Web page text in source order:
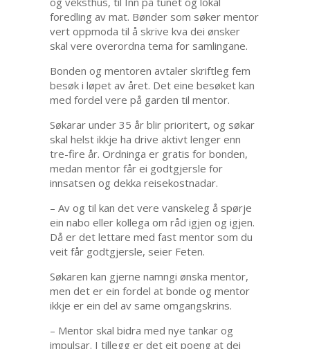
foredling av mat. Bønder som søker mentor
vert oppmoda til å skrive kva dei ønsker
skal vere overordna tema for samlingane.
Bonden og mentoren avtaler skriftleg fem
besøk i løpet av året. Det eine besøket kan
med fordel vere på garden til mentor.
Søkarar under 35 år blir prioritert, og søkar
skal helst ikkje ha drive aktivt lenger enn
tre-fire år. Ordninga er gratis for bonden,
medan mentor får ei godtgjersle for
innsatsen og dekka reisekostnadar.
– Av og til kan det vere vanskeleg å spørje
ein nabo eller kollega om råd igjen og igjen.
Då er det lettare med fast mentor som du
veit får godtgjersle, seier Feten.
Søkaren kan gjerne namngi ønska mentor,
men det er ein fordel at bonde og mentor
ikkje er ein del av same omgangskrins.
– Mentor skal bidra med nye tankar og
impulsar. I tillegg er det eit poeng at dei